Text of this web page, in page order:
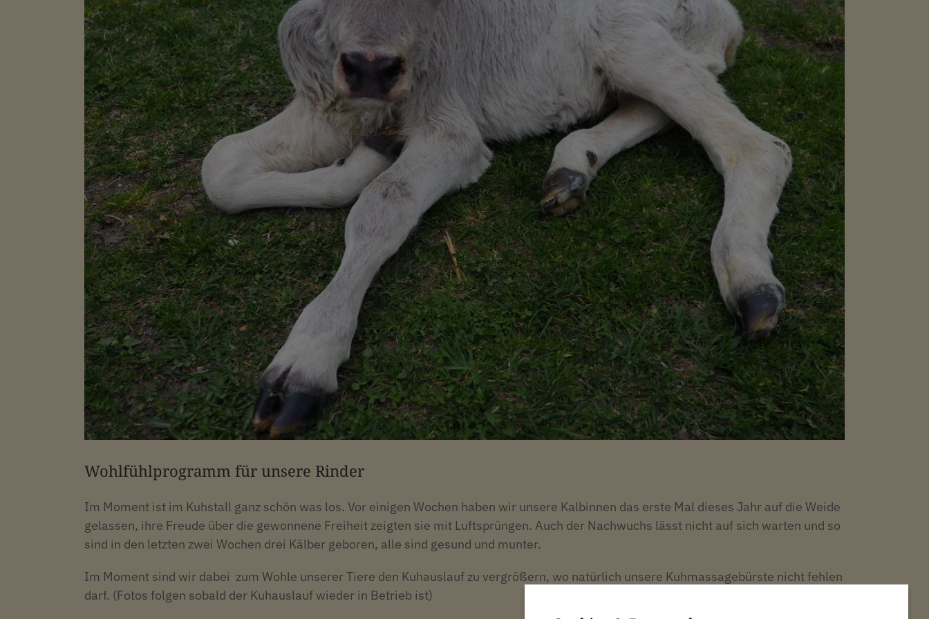
Wohlfühlprogramm für unsere Rinder
Im Moment ist im Kuhstall ganz schön was los. Vor einigen Wochen haben wir unsere Kalbinnen das erste Mal dieses Jahr auf die Weide
gelassen, ihre Freude über die gewonnene Freiheit zeigten sie mit Luftsprüngen. Auch der Nachwuchs lässt nicht auf sich warten und so
sind in den letzten zwei Wochen drei Kälber geboren, alle sind gesund und munter.
Im Moment sind wir dabei zum Wohle unserer Tiere den Kuhauslauf zu vergrößern, wo natürlich unsere Kuhmassagebürste nicht fehlen
darf. (Fotos folgen sobald der Kuhauslauf wieder in Betrieb ist)